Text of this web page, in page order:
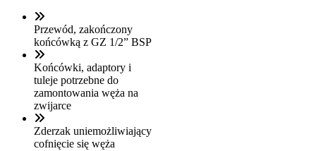
Przewód, zakończony
końcówką z GZ 1/2” BSP
Końcówki, adaptory i
tuleje potrzebne do
zamontowania węża na
zwijarce
Zderzak uniemożliwiający
cofnięcie się węża